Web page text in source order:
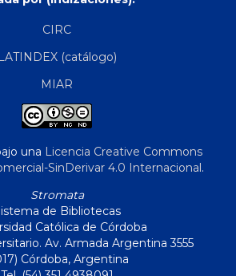
CIRC
LATINDEX (catálogo)
MIAR
una Licencia Creative Commons
SinDerivar 4.0 Internacional.
Stromata
de Bibliotecas
Católica de Córdoba
Av. Armada Argentina 3555
Córdoba, Argentina